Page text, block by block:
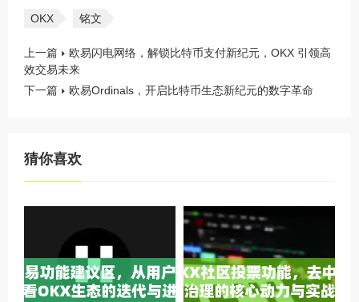
OKX 铭文
上一篇
欧易闪电网络，解锁比特币支付新纪元，OKX 引领高
效交易未来
下一篇
欧易Ordinals，开启比特币生态新纪元的数字革命
猜你喜欢